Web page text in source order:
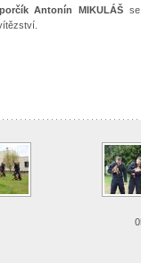
Antonín MIKULÁŠ
který tak